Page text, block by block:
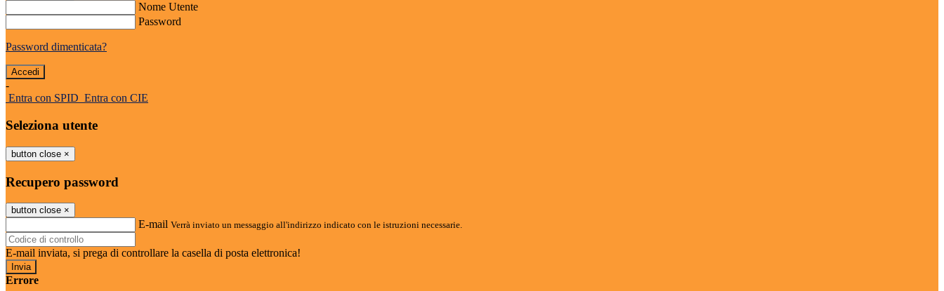
Nome Utente
Password
Password dimenticata?
-
Entra con SPID Entra con CIE
Seleziona utente
button close ×
Recupero password
button close ×
E-mail Verrà inviato un messaggio all'indirizzo indicato con le istruzioni necessarie.
E-mail inviata, si prega di controllare la casella di posta elettronica!
Errore